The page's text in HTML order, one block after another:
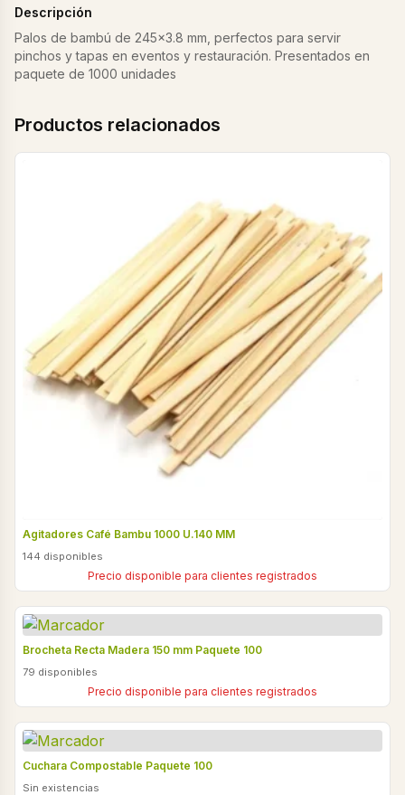
Descripción
Palos de bambú de 245×3.8 mm, perfectos para servir
pinchos y tapas en eventos y restauración. Presentados en
paquete de 1000 unidades
Productos relacionados
Agitadores Café Bambu 1000 U.140 MM
144 disponibles
Precio disponible para clientes registrados
Brocheta Recta Madera 150 mm Paquete 100
79 disponibles
Precio disponible para clientes registrados
Cuchara Compostable Paquete 100
Sin existencias